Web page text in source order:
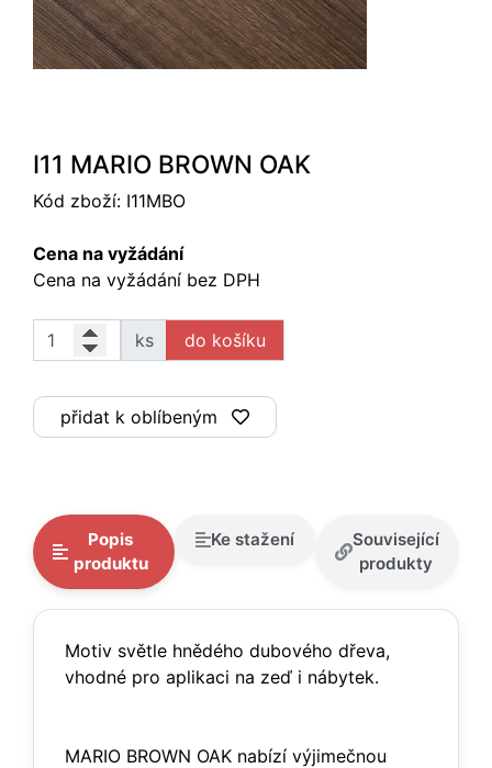
I11 MARIO BROWN OAK
Kód zboží: I11MBO
Cena na vyžádání
Cena na vyžádání bez DPH
ks
přidat k oblíbeným
Popis
produktu
Ke stažení
Související
produkty
Motiv světle hnědého dubového dřeva,
vhodné pro aplikaci na zeď i nábytek.
MARIO BROWN OAK nabízí výjimečnou